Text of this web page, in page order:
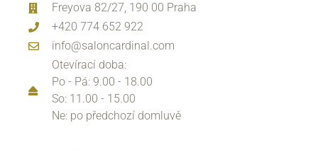
Freyova 82/27, 190 00 Praha
+420 774 652 922
info@saloncardinal.com
Otevírací doba:
Po - Pá: 9.00 - 18.00
So: 11.00 - 15.00
Ne: po předchozí domluvě